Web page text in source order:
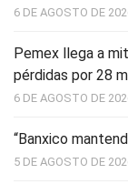
6 DE AGOSTO DE
Pemex llega a
pérdidas por 28
6 DE AGOSTO DE
“Banxico
5 DE AGOSTO DE